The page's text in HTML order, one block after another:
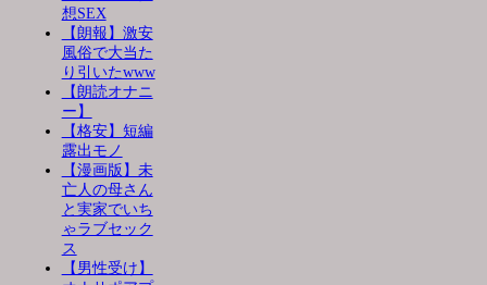
想SEX
【朗報】激安
風俗で大当た
り引いたwww
【朗読オナニ
ー】
【格安】短編
露出モノ
【漫画版】未
亡人の母さん
と実家でいち
ゃラブセック
ス
【男性受け】